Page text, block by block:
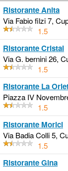
Ristorante Anita
Via Fabio filzi 7,
1.5
Ristorante Cristal
Via G. bernini 26,
1.5
Ristorante La
Piazza IV
1.5
Ristorante Morici
Via Badia Colli 5,
1.5
Ristorante Gina